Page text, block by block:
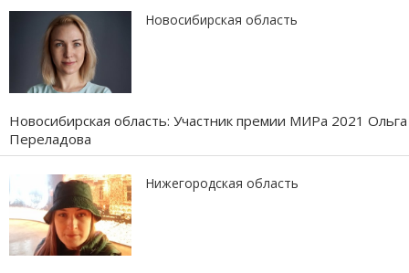
Новосибирская область
Новосибирская область: Участник премии МИРа 2021 Ольга
Переладова
Нижегородская область